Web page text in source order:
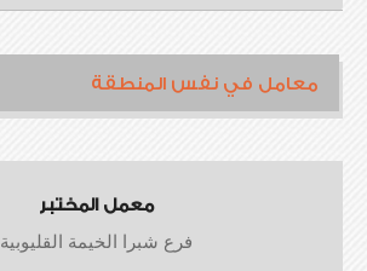
معامل في نفس المنطقة
معمل المختبر
فرع شبرا الخيمة القليوبية